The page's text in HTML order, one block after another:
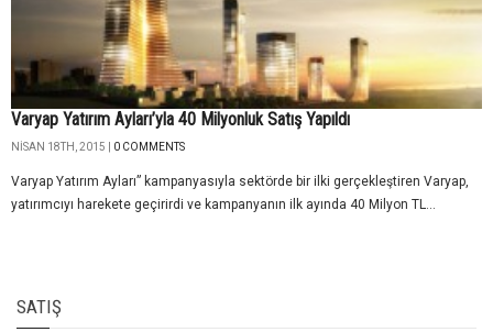
Varyap Yatırım Ayları’yla 40 Milyonluk Satış Yapıldı
NISAN 18TH, 2015 | 0 COMMENTS
Varyap Yatırım Ayları” kampanyasıyla sektörde bir ilki gerçekleştiren Varyap,
yatırımcıyı harekete geçirirdi ve kampanyanın ilk ayında 40 Milyon TL...
SATIŞ